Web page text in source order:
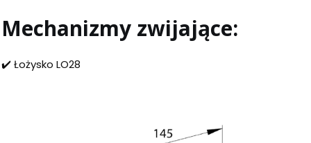
Mechanizmy zwijające:
✔️ Łożysko LO28